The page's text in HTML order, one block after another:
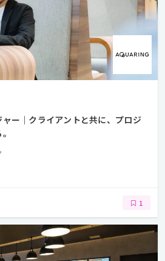
ー｜クライアントと共に、プロジ
1